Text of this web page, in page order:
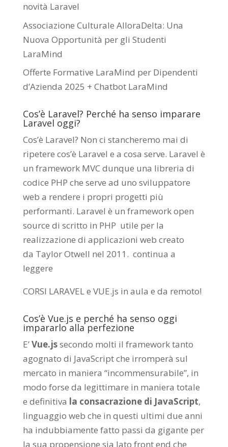
novità Laravel
Associazione Culturale AlloraDelta: Una
Nuova Opportunità per gli Studenti
LaraMind
Offerte Formative LaraMind per Dipendenti
d’Azienda 2025 + Chatbot LaraMind
Cos’è Laravel? Perché ha senso imparare
Laravel oggi?
Cos’è Laravel? Non ci stancheremo mai di
ripetere cos’è Laravel e a cosa serve. Laravel è
un framework MVC dunque una libreria di
codice PHP che serve ad uno sviluppatore
web a rendere i propri progetti più
performanti. Laravel è un framework open
source di scritto in PHP utile per la
realizzazione di applicazioni web creato
da Taylor Otwell nel 2011. continua a
leggere
CORSI LARAVEL e VUE.js in aula e da remoto!
Cos’è Vue.js e perché ha senso oggi
impararlo alla perfezione
E’Vue.jssecondo molti il framework tanto
agognato di JavaScript che irromperà sul
mercato in maniera “incommensurabile”, in
modo forse da legittimare in maniera totale
e definitiva la consacrazione di JavaScript,
linguaggio web che in questi ultimi due anni
ha indubbiamente fatto passi da gigante per
la sua propensione sia lato front end che